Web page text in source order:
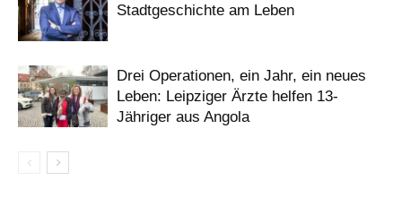
Stadtgeschichte am Leben
Drei Operationen, ein Jahr, ein neues
Leben: Leipziger Ärzte helfen 13-
Jähriger aus Angola